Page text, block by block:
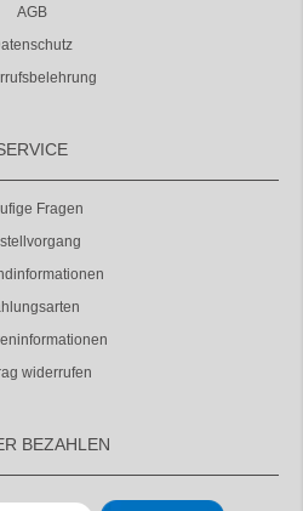
AGB
Fragen
widerrufen
BEZAHLEN